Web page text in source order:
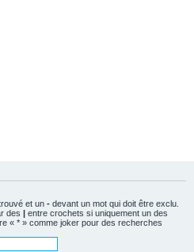
et un - devant un mot qui doit être exclu.
des | entre crochets si uniquement un des
« * » comme joker pour des recherches